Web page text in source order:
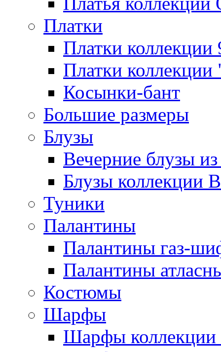
Платки
Платки коллекции
Платки
Косынки-бант
Большие размеры
Блузы
Вечерние блузы
Блузы коллекции
Туники
Палантины
Палантины газ-
Палантины
Костюмы
Шарфы
Шарфы коллекции